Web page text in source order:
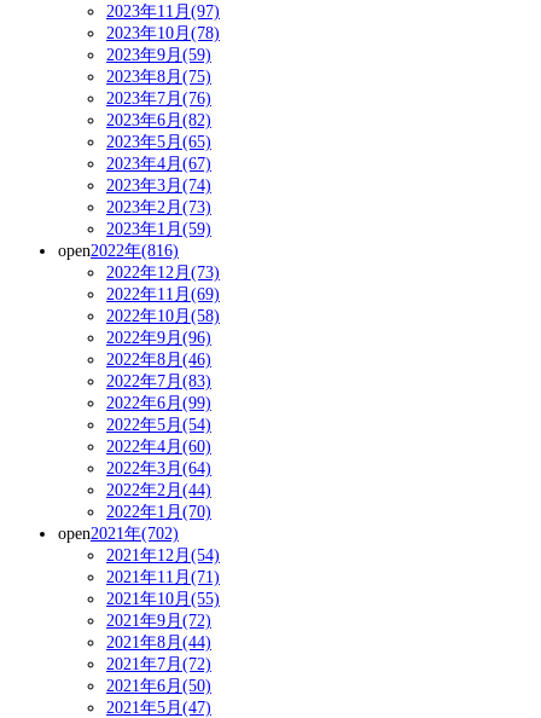
2023年11月(97)
2023年10月(78)
2023年9月(59)
2023年8月(75)
2023年7月(76)
2023年6月(82)
2023年5月(65)
2023年4月(67)
2023年3月(74)
2023年2月(73)
2023年1月(59)
open2022年(816)
2022年12月(73)
2022年11月(69)
2022年10月(58)
2022年9月(96)
2022年8月(46)
2022年7月(83)
2022年6月(99)
2022年5月(54)
2022年4月(60)
2022年3月(64)
2022年2月(44)
2022年1月(70)
open2021年(702)
2021年12月(54)
2021年11月(71)
2021年10月(55)
2021年9月(72)
2021年8月(44)
2021年7月(72)
2021年6月(50)
2021年5月(47)